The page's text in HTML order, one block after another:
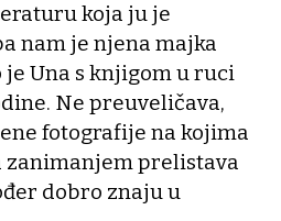
koja ju je
nam je njena majka
Una s knjigom u ruci
Ne preuveličava,
fotografije na kojima
zanimanjem prelistava
dobro znaju u